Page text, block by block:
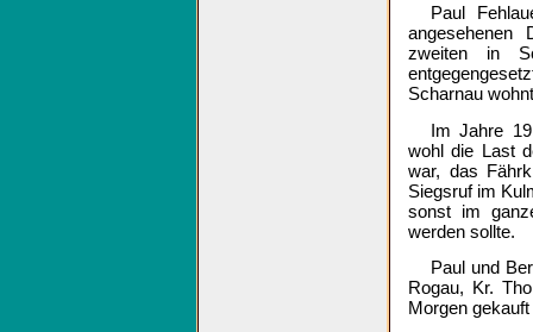
Paul
angesehenen
zweiten in
Scharnau
Im Jahre
wohl die Last
war, das
Siegsruf im
sonst im
werden sollte.
Paul und
Rogau, Kr.
Morgen